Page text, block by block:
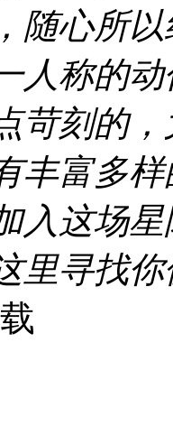
随心所
人称的
苛刻的
丰富多
入这场
里寻找